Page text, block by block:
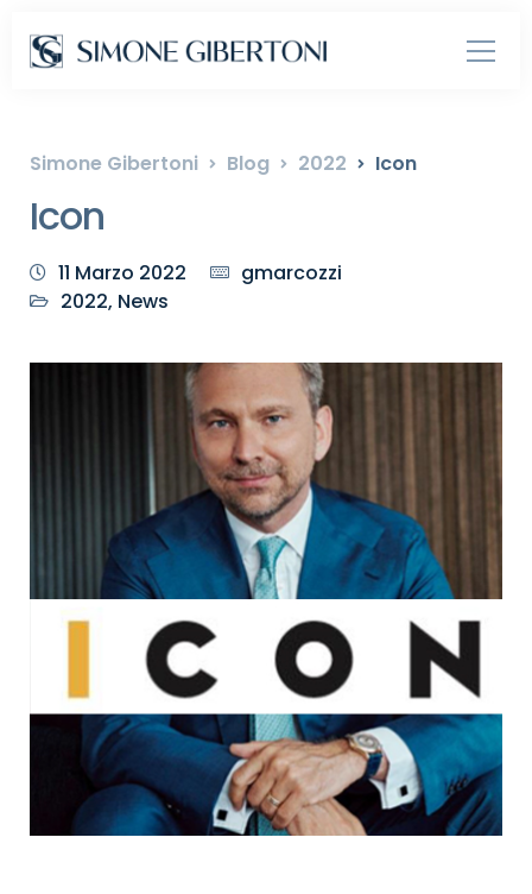
Simone Gibertoni Blog 2022 Icon
Icon
11 Marzo 2022
gmarcozzi
2022, News